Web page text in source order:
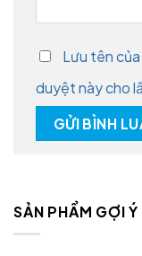
Lưu tên
duyệt này cho
SẢN PHẨM GỢI Ý